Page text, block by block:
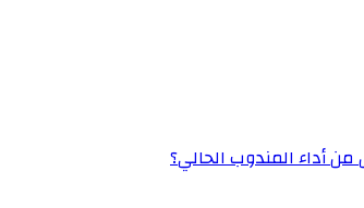
من أداء المندوب الحالي؟